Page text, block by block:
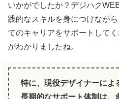
いかがでしたか？デジハク
践的なスキルを身につけなが
てのキャリアをサポートして
がわかりましたね。
特に、現役デザイナーによ
長期的なサポート体制は、